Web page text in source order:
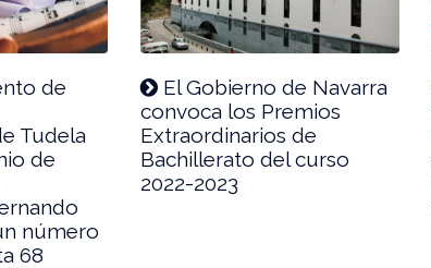
de
Tudela
de
número
68
El Gobierno de Navarra
convoca los Premios
Extraordinarios de
Bachillerato del curso
2022-2023